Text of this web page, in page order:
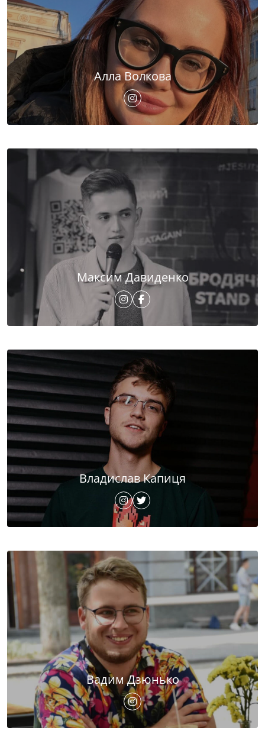
Алла Волкова
Максим Давиденко
Владислав Капиця
Вадим Дзюнько